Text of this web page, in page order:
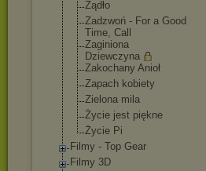
Żądło
Zadzwoń - For a Good
Time, Call
Zaginiona
Dziewczyna
Zakochany Anioł
Zapach kobiety
Zielona mila
Życie jest piękne
Życie Pi
Filmy - Top Gear
Filmy 3D